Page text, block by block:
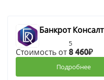
Банкрот Консалт
5
Стоимость от8 460₽
Подробнее